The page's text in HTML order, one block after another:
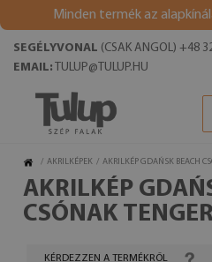
Minden termék az
SEGÉLYVONAL (CSAK ANGOL) +48
EMAIL: TULUP@TULUP.HU
/ AKRILKÉPEK / AKRILKÉP GDAŃSK BEACH
AKRILKÉP
CSÓNAK TENGER
KÉRDEZZEN A TERMÉKRŐL